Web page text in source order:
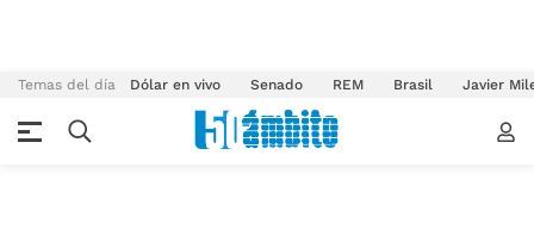
Temas del día Dólar en vivo Senado REM Brasil Javier